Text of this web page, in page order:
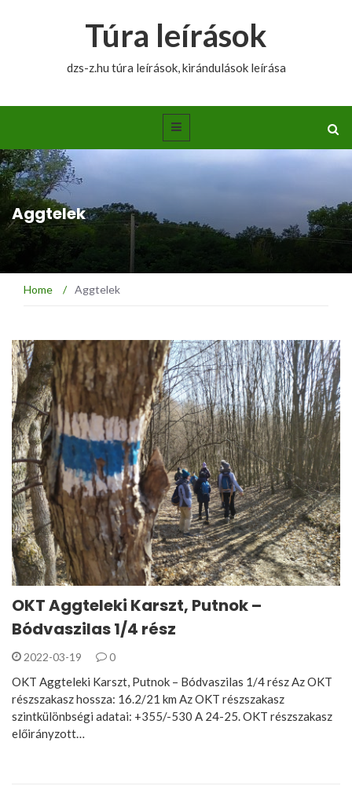
Túra leírások
dzs-z.hu túra leírások, kirándulások leírása
Aggtelek
Home / Aggtelek
OKT Aggteleki Karszt, Putnok –
Bódvaszilas 1/4 rész
2022-03-19 0
OKT Aggteleki Karszt, Putnok – Bódvaszilas 1/4 rész Az OKT
részszakasz hossza: 16.2/21 km Az OKT részszakasz
szintkülönbségi adatai: +355/-530 A 24-25. OKT részszakasz
előirányzott…